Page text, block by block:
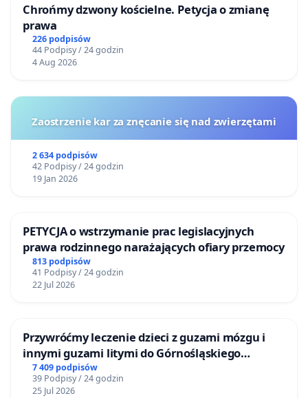
Chrońmy dzwony kościelne. Petycja o zmianę
prawa
226 podpisów
44 Podpisy / 24 godzin
4 Aug 2026
Zaostrzenie kar za znęcanie się nad zwierzętami
2 634 podpisów
42 Podpisy / 24 godzin
19 Jan 2026
PETYCJA o wstrzymanie prac legislacyjnych
prawa rodzinnego narażających ofiary przemocy
813 podpisów
41 Podpisy / 24 godzin
22 Jul 2026
Przywróćmy leczenie dzieci z guzami mózgu i
innymi guzami litymi do Górnośląskiego
Centrum Zdrowia Dziecka w Katowicach
7 409 podpisów
39 Podpisy / 24 godzin
25 Jul 2026